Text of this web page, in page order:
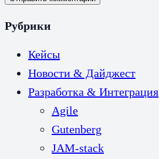
Рубрики
Кейсы
Новости & Дайджест
Разработка & Интеграция
Agile
Gutenberg
JAM-stack